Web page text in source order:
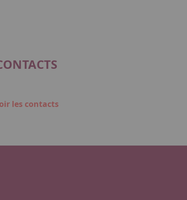
les contacts